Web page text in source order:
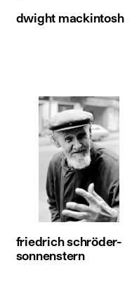
dwight mackintosh
friedrich schröder-
sonnenstern